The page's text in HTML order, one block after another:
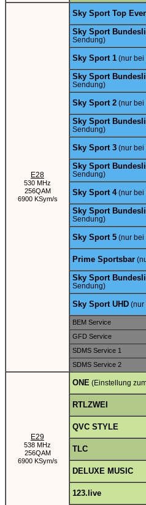
E28
530 MHz
256QAM
6900 KSym/s
Sky Sport Top
Sky Sport
Sendung)
Sky Sport 1 (nur bei
Sky Sport
Sendung)
Sky Sport 2 (nur bei
Sky Sport
Sendung)
Sky Sport 3 (nur bei
Sky Sport
Sendung)
Sky Sport 4(nur bei
Sky Sport
Sendung)
Sky Sport 5 (nur bei
Prime Sportsbar
Sky Sport
Sendung)
Sky Sport UHD (nur
BEM Service
GFD Service
SDMS Service 1
SDMS Service 2
E29
538 MHz
256QAM
6900 KSym/s
ONE (Einstellung
RTLZWEI
QVC STYLE
TLC
DELUXE MUSIC
123.live